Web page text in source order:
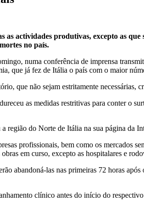
actividades produtivas, excepto as
no país.
numa conferência de imprensa
que já fez de Itália o país com o maior
que não sejam estritamente necessárias,
as medidas restritivas para conter o
região do Norte de Itália na sua página da
profissionais, bem como os mercados
em curso, excepto as hospitalares e
abandoná-las nas primeiras 72 horas
clínico antes do início do